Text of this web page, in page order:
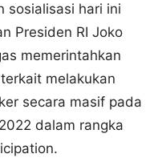
sosialisasi hari ini
Presiden RI Joko
memerintahkan
melakukan
secara masif pada
dalam rangka